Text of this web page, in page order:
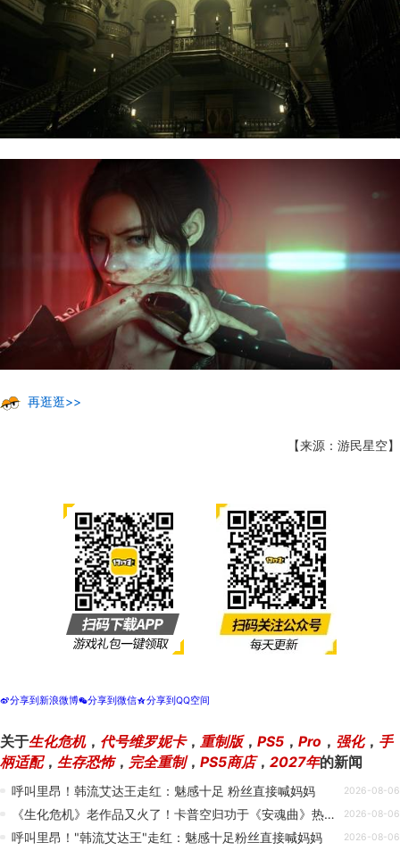
再逛逛>>
【来源：游民星空】
t分享到新浪微博w分享到微信z分享到QQ空间
关于生化危机， 代号维罗妮卡， 重制版， PS5 ， Pro ， 强化， 手
柄适配， 生存恐怖， 完全重制， PS5商店， 2027年的新闻
呼叫里昂！韩流艾达王走红：魅感十足 粉丝直接喊妈妈 2026-08-06
《生化危机》老作品又火了！卡普空归功于《安魂曲》热度带动 2026-08-06
呼叫里昂！"韩流艾达王"走红：魅感十足粉丝直接喊妈妈 2026-08-06